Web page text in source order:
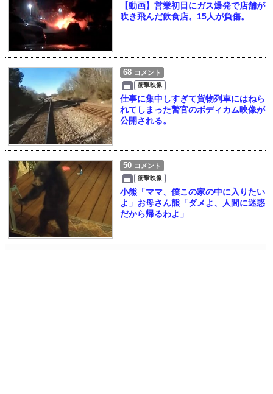
【動画】営業初日にガス爆発で店舗が
吹き飛んだ飲食店。15人が負傷。
68 コメント
衝撃映像
仕事に集中しすぎて貨物列車にはねら
れてしまった警官のボディカム映像が
公開される。
50 コメント
衝撃映像
小熊「ママ、僕この家の中に入りたい
よ」お母さん熊「ダメよ、人間に迷惑
だから帰るわよ」